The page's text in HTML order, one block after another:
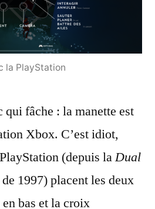
la PlayStation
fâche : la manette est
Xbox. C’est idiot,
(depuis laDual
de 1997) placent les deux
bas et la croix